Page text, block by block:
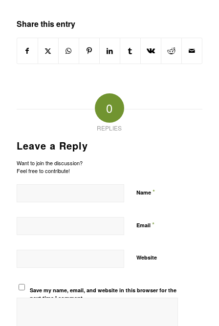
Share this entry
0
REPLIES
Leave a Reply
Want to join the discussion?
Feel free to contribute!
Name *
Email *
Website
Save my name, email, and website in this browser for the
next time I comment.